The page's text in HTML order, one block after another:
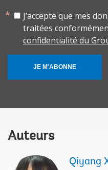
J’accepte que mes
traitées
confidentialité du
JE M'ABONNE
Auteurs
Qiyang